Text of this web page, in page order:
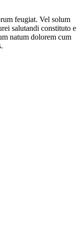
feugiat. Vel solum
salutandi constituto e
natum dolorem cum